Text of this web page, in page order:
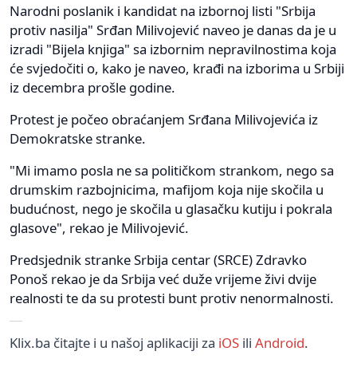
Narodni poslanik i kandidat na izbornoj listi "Srbija
protiv nasilja" Srđan Milivojević naveo je danas da je u
izradi "Bijela knjiga" sa izbornim nepravilnostima koja
će svjedočiti o, kako je naveo, krađi na izborima u Srbiji
iz decembra prošle godine.
Protest je počeo obraćanjem Srđana Milivojevića iz
Demokratske stranke.
"Mi imamo posla ne sa političkom strankom, nego sa
drumskim razbojnicima, mafijom koja nije skočila u
budućnost, nego je skočila u glasačku kutiju i pokrala
glasove", rekao je Milivojević.
Predsjednik stranke Srbija centar (SRCE) Zdravko
Ponoš rekao je da Srbija već duže vrijeme živi dvije
realnosti te da su protesti bunt protiv nenormalnosti.
Klix.ba čitajte i u našoj aplikaciji za iOS ili Android.